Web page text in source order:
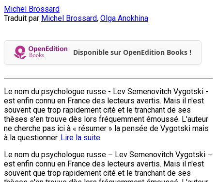
Michel Brossard
Traduit par Michel Brossard, Olga Anokhina
Disponible sur OpenEdition Books !
Le nom du psychologue russe - Lev Semenovitch Vygotski -
est enfin connu en France des lecteurs avertis. Mais il n'est
souvent que trop rapidement cité et le tranchant de ses
thèses s'en trouve dès lors fréquemment émoussé. L'auteur
ne cherche pas ici à « résumer » la pensée de Vygotski mais
à la questionner. Lire la suite
Le nom du psychologue russe – Lev Semenovitch Vygotski –
est enfin connu en France des lecteurs avertis. Mais il n'est
souvent que trop rapidement cité et le tranchant de ses